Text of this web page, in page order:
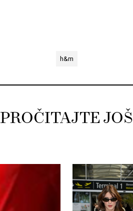
h&m
PROČITAJTE JOŠ